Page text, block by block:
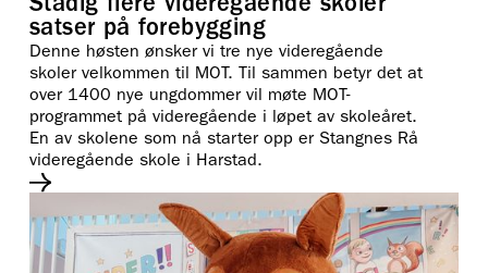
Stadig flere videregående skoler
satser på forebygging
Denne høsten ønsker vi tre nye videregående
skoler velkommen til MOT. Til sammen betyr det at
over 1400 nye ungdommer vil møte MOT-
programmet på videregående i løpet av skoleåret.
En av skolene som nå starter opp er Stangnes Rå
videregående skole i Harstad.